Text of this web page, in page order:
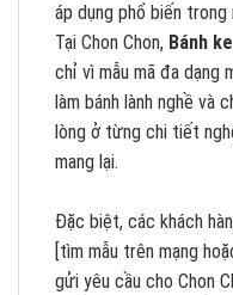
áp dụng phổ biến
Tại Chon Chon, Bánh
chỉ vì mẫu mã đa dạng
làm bánh lành nghề và
lòng ở từng chi tiết
mang lại.
Đặc biệt, các khách
[tìm mẫu trên mạng
gửi yêu cầu cho Chon